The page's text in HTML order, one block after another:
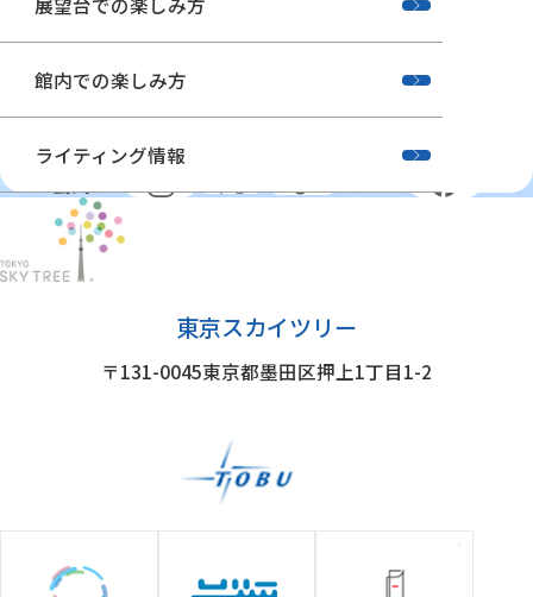
館内での楽しみ方
ライティング情報
東京スカイツリー
〒131-0045東京都墨田区押上1丁目1-2